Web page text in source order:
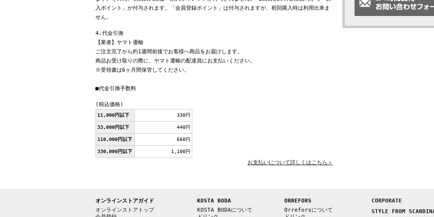
入ポイント」が付与されます。「会員登録ポイント」は付与されますが、初回購入時は利用出来ま
せん。
4.代金引換
【業者】ヤマト運輸
ご注文完了から約1週間前後でお客様へ商品をお届けします。
商品お受け取りの際に、ヤマト運輸の配達員にお支払いください。
※受領書は6ヶ月間保管してください。
■代金引換手数料
(税込価格)
11,000円以下 330円
33,000円以下 440円
110,000円以下 660円
330,000円以下 1,100円
お支払いについて詳しくはこちら＞
オンラインストアガイド
オンラインストアトップ
KOSTA BODA
KOSTA BODAについて
ORREFORS
Orreforsについて
CORPORATE
STYLE FROM